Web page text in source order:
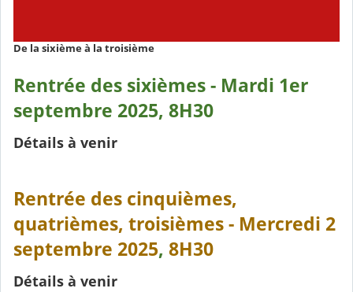
De la sixième à la troisième
Rentrée des sixièmes - Mardi 1er
septembre 2025, 8H30
Détails à venir
Rentrée des cinquièmes,
quatrièmes, troisièmes - Mercredi 2
septembre 2025, 8H30
Détails à venir